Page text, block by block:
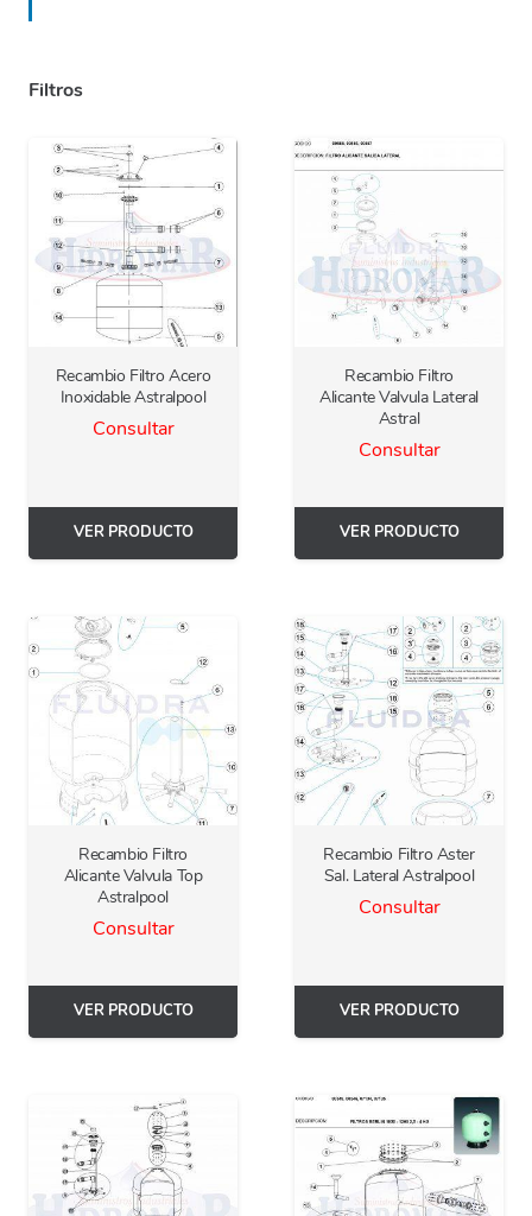
Filtros
Recambio Filtro Acero
Inoxidable Astralpool
Consultar
VER PRODUCTO
Recambio Filtro
Alicante Valvula Lateral
Astral
Consultar
VER PRODUCTO
Recambio Filtro
Alicante Valvula Top
Astralpool
Consultar
VER PRODUCTO
Recambio Filtro Aster
Sal. Lateral Astralpool
Consultar
VER PRODUCTO